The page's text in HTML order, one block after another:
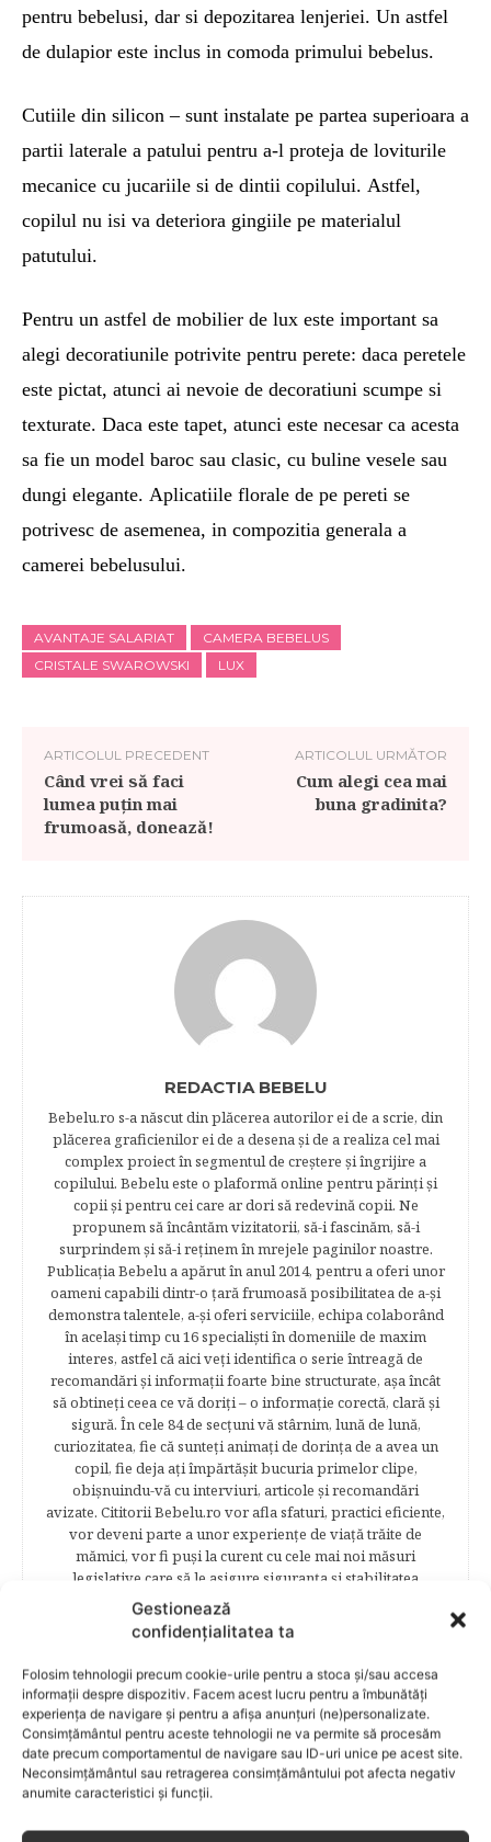
Gestionează
confidențialitatea ta
Folosim tehnologii precum cookie-urile pentru a stoca și/sau accesa
informații despre dispozitiv. Facem acest lucru pentru a îmbunătăți
experiența de navigare și pentru a afișa anunțuri (ne)personalizate.
Consimțământul pentru aceste tehnologii ne va permite să procesăm
date precum comportamentul de navigare sau ID-uri unice pe acest site.
Neconsimțământul sau retragerea consimțământului pot afecta negativ
anumite caracteristici și funcții.
pentru bebelusi, dar si depozitarea lenjeriei. Un astfel
de dulapior este inclus in comoda primului bebelus.
Cutiile din silicon – sunt instalate pe partea superioara a
partii laterale a patului pentru a-l proteja de loviturile
mecanice cu jucariile si de dintii copilului. Astfel,
copilul nu isi va deteriora gingiile pe materialul
patutului.
Pentru un astfel de mobilier de lux este important sa
alegi decoratiunile potrivite pentru perete: daca peretele
este pictat, atunci ai nevoie de decoratiuni scumpe si
texturate. Daca este tapet, atunci este necesar ca acesta
sa fie un model baroc sau clasic, cu buline vesele sau
dungi elegante. Aplicatiile florale de pe pereti se
potrivesc de asemenea, in compozitia generala a
camerei bebelusului.
AVANTAJE SALARIAT
CAMERA BEBELUS
CRISTALE SWAROWSKI
LUX
ARTICOLUL PRECEDENT
Când vrei să faci
lumea puțin mai
frumoasă, donează!
ARTICOLUL URMĂTOR
Cum alegi cea mai
buna gradinita?
REDACTIA BEBELU
Bebelu.ro s-a născut din plăcerea autorilor ei de a scrie, din
plăcerea graficienilor ei de a desena şi de a realiza cel mai
complex proiect în segmentul de creştere şi îngrijire a
copilului. Bebelu este o plaformă online pentru părinţi şi
copii şi pentru cei care ar dori să redevină copii. Ne
propunem să încântăm vizitatorii, să-i fascinăm, să-i
surprindem şi să-i reţinem în mrejele paginilor noastre.​
Publicația Bebelu a apărut în anul 2014, pentru a oferi unor
oameni capabili dintr-o ţară frumoasă posibilitatea de a-şi
demonstra talentele, a-şi oferi serviciile, echipa colaborând
în acelaşi timp cu 16 specialişti în domeniile de maxim
interes, astfel că aici veţi identifica o serie întreagă de
recomandări şi informaţii foarte bine structurate, aşa încât
să obtineţi ceea ce vă doriţi – o informaţie corectă, clară şi
sigură. În cele 84 de secțuni vă stârnim, lună de lună,
curiozitatea, fie că sunteţi animaţi de dorinţa de a avea un
copil, fie deja aţi împărtăşit bucuria primelor clipe,
obişnuindu-vă cu interviuri, articole şi recomandări
avizate. Cititorii Bebelu.ro vor afla sfaturi, practici eficiente,
vor deveni parte a unor experienţe de viaţă trăite de
mămici, vor fi puşi la curent cu cele mai noi măsuri
legislative care să le asigure siguranţa şi stabilitatea
familiei. Cititorii se vor bucura să afle despre povestea
frumoasă de viață a unei mămici celebre – Elena Băsescu,
într-un interviu acordat în exclusivitate revistei Bebelu,vor
fi puşi în temă cu ultimele tendinţe în materie de frumuseţe,
diete şi modă parcurgând atent şi rubricile permanente
începând cu: Rubrici: PĂRINŢI CELEBRI – Cele mai
cunoscute personalităţi mondene vor fi alături de tine
pentru a te îndruma, oferindu-ţi un sfat din experienţa lor
de părinte. SARCINA ŞI NAŞTEREA – este un capitol
destinat celor 9 luni de viaţă intrauterină. Vor fi prezentate